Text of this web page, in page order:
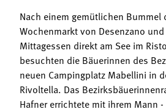
Nach einem gemütlichen
Wochenmarkt von Desenzano
Mittagessen direkt am See im
besuchten die Bäuerinnen des
neuen Campingplatz Mabellini in
Rivoltella. Das
Hafner errichtete mit ihrem Mann